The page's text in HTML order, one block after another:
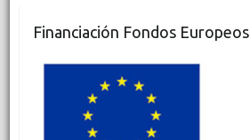
Financiación Fondos Europeos